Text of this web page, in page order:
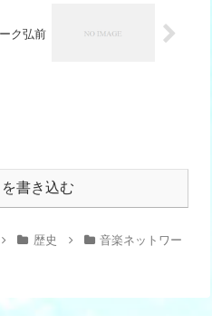
ク弘前
書き込む
歴史
音楽ネットワー